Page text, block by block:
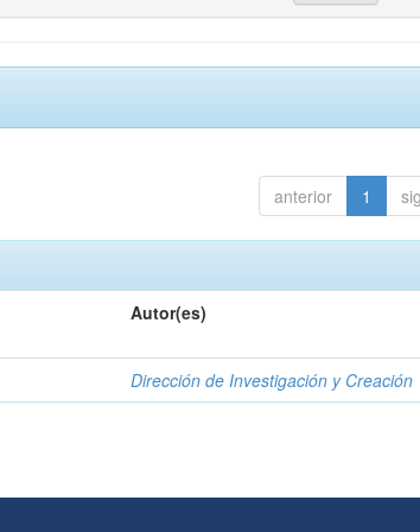
anterior 1
Autor(es)
Dirección de Investigación y Creación